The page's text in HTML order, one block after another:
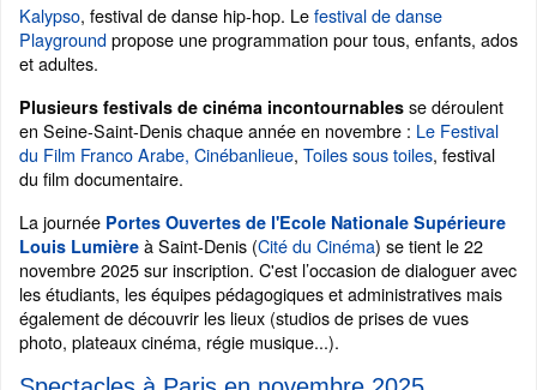
Kalypso, festival de danse hip-hop. Lefestival de danse
Playgroundpropose une programmation pour tous, enfants, ados
et adultes.
Plusieurs festivals de cinéma incontournables se déroulent
en Seine-Saint-Denis chaque année en novembre : Le Festival
du Film Franco Arabe, Cinébanlieue, Toiles sous toiles, festival
du film documentaire.
La journée Portes Ouvertes de l'Ecole Nationale Supérieure
Louis Lumière à Saint-Denis (Cité du Cinéma) se tient le 22
novembre 2025 sur inscription. C'est l’occasion de dialoguer avec
les étudiants, les équipes pédagogiques et administratives mais
également de découvrir les lieux (studios de prises de vues
photo, plateaux cinéma, régie musique...).